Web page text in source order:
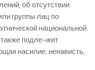
об отсутствии
группы лиц по
национальной
подле¬жит
насилие, ненависть,